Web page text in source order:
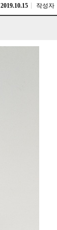
2019.10.15 작성자